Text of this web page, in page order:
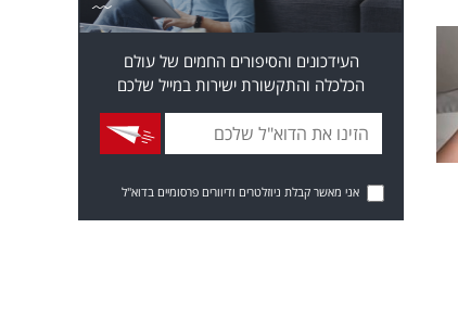
העידכונים והסיפורים החמים של עולם
הכלכלה והתקשורת ישירות במייל שלכם
אני מאשר קבלת ניוזלטרים ודיוורים פרסומיים בדוא"ל